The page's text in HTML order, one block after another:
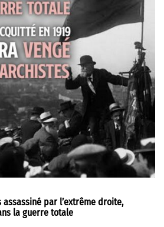
assassiné par l’extrême droite,
la guerre totale